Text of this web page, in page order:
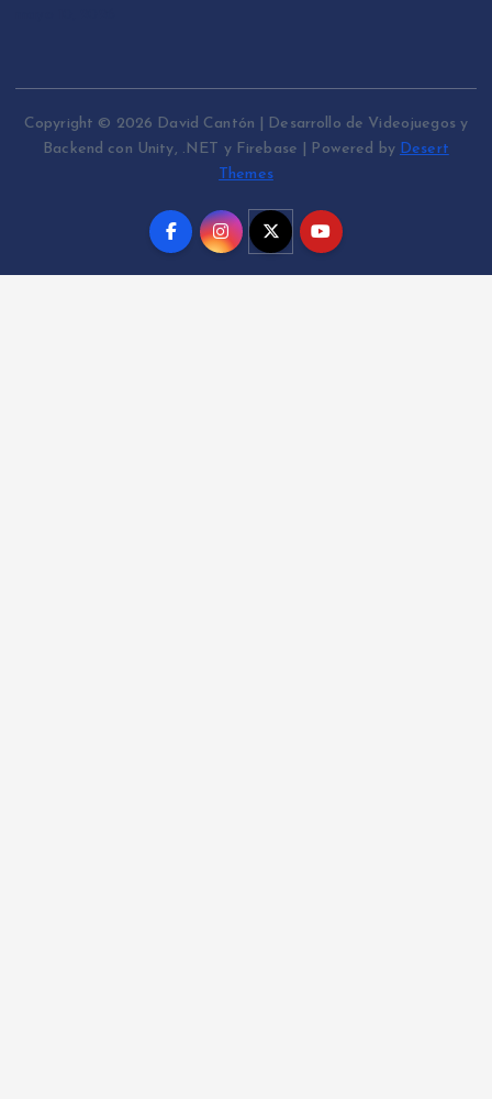
Copyright © 2026 David Cantón | Desarrollo de Videojuegos y
Backend con Unity, .NET y Firebase | Powered by Desert
Themes